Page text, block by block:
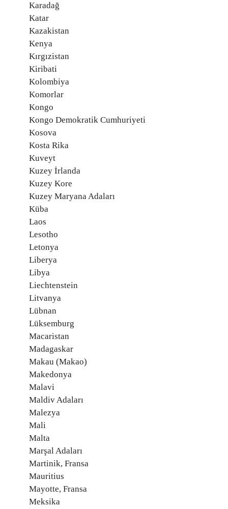
Karadağ
Katar
Kazakistan
Kenya
Kırgızistan
Kiribati
Kolombiya
Komorlar
Kongo
Kongo Demokratik Cumhuriyeti
Kosova
Kosta Rika
Kuveyt
Kuzey İrlanda
Kuzey Kore
Kuzey Maryana Adaları
Küba
Laos
Lesotho
Letonya
Liberya
Libya
Liechtenstein
Litvanya
Lübnan
Lüksemburg
Macaristan
Madagaskar
Makau (Makao)
Makedonya
Malavi
Maldiv Adaları
Malezya
Mali
Malta
Marşal Adaları
Martinik, Fransa
Mauritius
Mayotte, Fransa
Meksika